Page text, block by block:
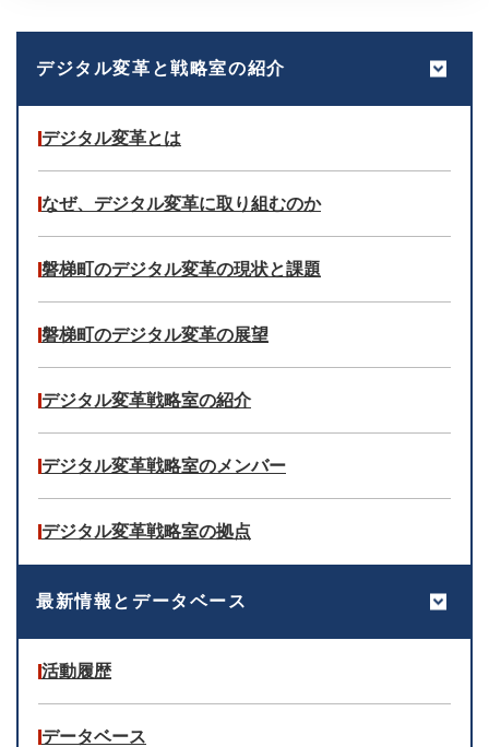
デジタル変革と戦略室の紹介
デジタル変革とは
なぜ、デジタル変革に取り組むのか
磐梯町のデジタル変革の現状と課題
磐梯町のデジタル変革の展望
デジタル変革戦略室の紹介
デジタル変革戦略室のメンバー
デジタル変革戦略室の拠点
最新情報とデータベース
活動履歴
データベース